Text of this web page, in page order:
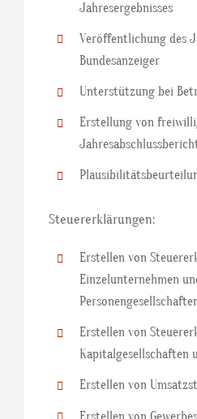
Jahresergebnisses
Veröffentlichung des
Bundesanzeiger
Unterstützung bei
Erstellung von
Steuererklärungen:
Erstellen von
Einzelunternehmen
Erstellen von
Kapitalgesellschaften
Erstellen von